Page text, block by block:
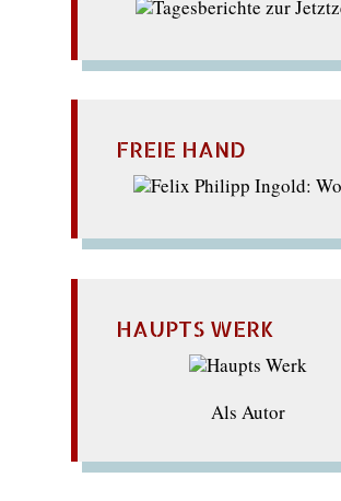
FREIE HAND
HAUPTS WERK
Als Autor